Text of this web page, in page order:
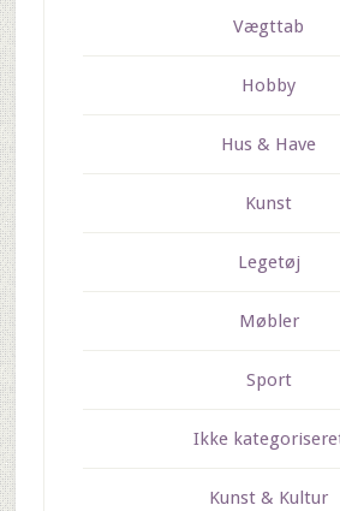
Vægttab
Hobby
Hus & Have
Kunst
Legetøj
Møbler
Sport
Ikke
Kunst & Kultur